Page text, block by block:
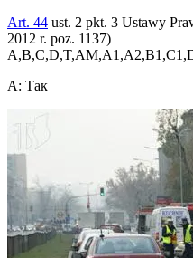
Art. 44 ust. 2 pkt. 3 Ustawy
2012 r. poz. 1137)
A: Так